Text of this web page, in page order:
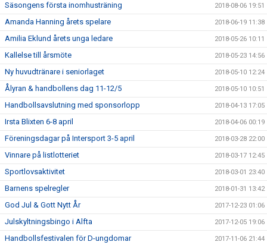
Säsongens första inomhusträning 2018-08-06 19:51
Amanda Hanning årets spelare 2018-06-19 11:38
Amilia Eklund årets unga ledare 2018-05-26 10:11
Kallelse till årsmöte 2018-05-23 14:56
Ny huvudtränare i seniorlaget 2018-05-10 12:24
Ålyran & handbollens dag 11-12/5 2018-05-10 10:51
Handbollsavslutning med sponsorlopp 2018-04-13 17:05
Irsta Blixten 6-8 april 2018-04-06 00:19
Föreningsdagar på Intersport 3-5 april 2018-03-28 22:00
Vinnare på listlotteriet 2018-03-17 12:45
Sportlovsaktivitet 2018-03-01 23:40
Barnens spelregler 2018-01-31 13:42
God Jul & Gott Nytt År 2017-12-23 01:06
Julskyltningsbingo i Alfta 2017-12-05 19:06
Handbollsfestivalen för D-ungdomar 2017-11-06 21:44